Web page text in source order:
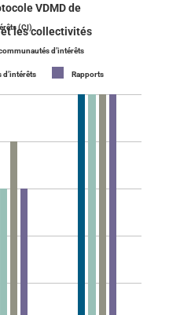
VDMD de
les collectivités
(CI)
d’intérêts
d’intérêts Rapports